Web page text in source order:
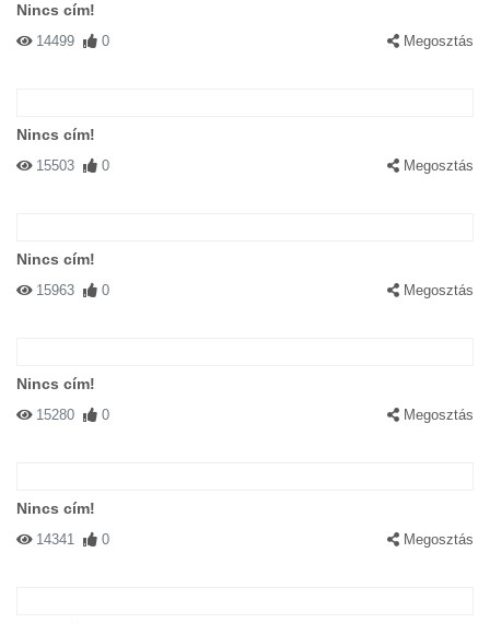
Nincs cím!
14499 0 Megosztás
Nincs cím!
15503 0 Megosztás
Nincs cím!
15963 0 Megosztás
Nincs cím!
15280 0 Megosztás
Nincs cím!
14341 0 Megosztás